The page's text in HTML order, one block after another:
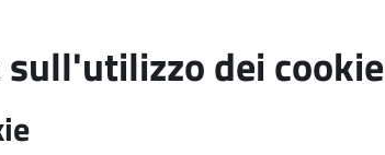
dei cookie